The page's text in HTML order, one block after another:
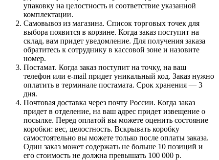
упаковку на целостность и соответствие указанной
комплектации.
Самовывоз из магазина. Список торговых точек для
выбора появится в корзине. Когда заказ поступит на
склад, вам придет уведомление. Для получения заказа
обратитесь к сотруднику в кассовой зоне и назовите
номер.
Постамат. Когда заказ поступит на точку, на ваш
телефон или e-mail придет уникальный код. Заказ нужно
оплатить в терминале постамата. Срок хранения — 3
дня.
Почтовая доставка через почту России. Когда заказ
придет в отделение, на ваш адрес придет извещение о
посылке. Перед оплатой вы можете оценить состояние
коробки: вес, целостность. Вскрывать коробку
самостоятельно вы можете только после оплаты заказа.
Один заказ может содержать не больше 10 позиций и
его стоимость не должна превышать 100 000 р.